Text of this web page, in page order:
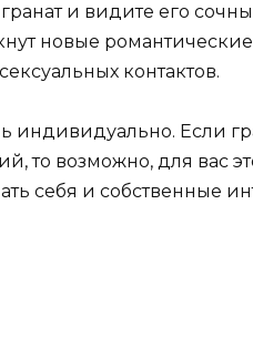
и видите его
новые
контактов.
индивидуально. Если
то возможно, для вас
себя и собственные